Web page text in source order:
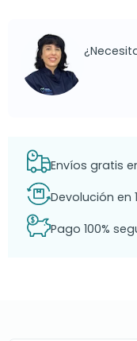
Envíos gratis
Devolución en
Pago 100%